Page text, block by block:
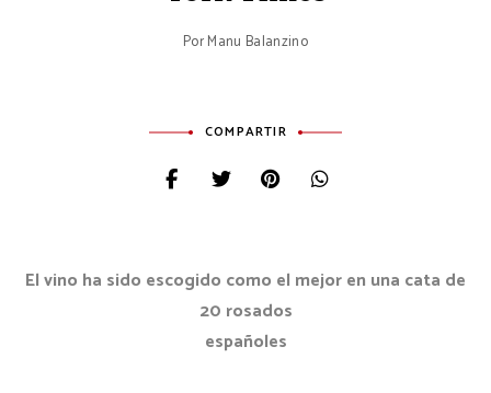
PorManu Balanzino
COMPARTIR
El vino ha sido escogido como el mejor en una cata de
20 rosados
españoles